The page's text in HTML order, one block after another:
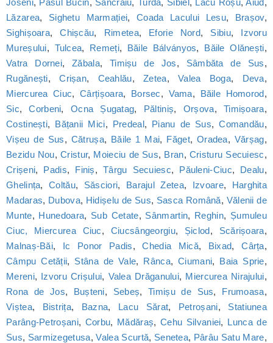
Lăzarea, Sighetu Marmației,Coada Lacului Lesu, Brașov,
Sighișoara,Chișcău, Rimetea, Eforie Nord, Sibiu, Izvoru
Mureșului, Tulcea, Remeți, Băile Bálványos, Băile Olănești,
Vatra Dornei,Zăbala, Timișu de Jos, Sâmbăta de Sus,
Rugănești,Crișan, Ceahlău,Zetea,Valea Boga, Deva,
Miercurea Ciuc,Cârțișoara, Borsec, Vama, Băile Homorod,
Sic,Corbeni, Ocna Șugatag, Păltiniș, Orșova, Timișoara,
Costinești, Bățanii Mici, Predeal, Pianu de Sus,Comandău,
Vișeu de Sus, Cătrușa, Băile 1 Mai, Făget, Oradea, Vărșag,
Bezidu Nou,Cristur, Moieciu de Sus, Bran, Cristuru Secuiesc,
Crișeni, Padis, Finiș,Târgu Secuiesc, Păuleni-Ciuc, Dealu,
Ghelința,Coltău, Săsciori, Barajul Zetea, Izvoare, Harghita
Madaras, Dubova, Hidișelu de Sus, Sasca Română, Vălenii de
Munte, Hunedoara, Sub Cetate, Sânmartin, Reghin, Șumuleu
Ciuc, Miercurea Ciuc, Ciucsângeorgiu, Șiclod, Scărișoara,
Malnaș-Băi, Ic Ponor Padis,Chedia Mică, Bixad,Cârța,
Câmpu Cetății, Stâna de Vale, Rânca,Ciumani, Baia Sprie,
Mereni, Izvoru Crișului, Valea Drăganului, Miercurea Nirajului,
Rona de Jos, Bușteni, Sebeș, Timișu de Sus, Frumoasa,
Viștea, Bistrița, Bazna, Lacu Sărat, Petroșani, Statiunea
Parâng-Petroșani, Corbu, Mădăraș, Cehu Silvaniei, Lunca de
Sus, Sarmizegetusa,Valea Scurtă, Senetea, Pârâu Satu Mare,